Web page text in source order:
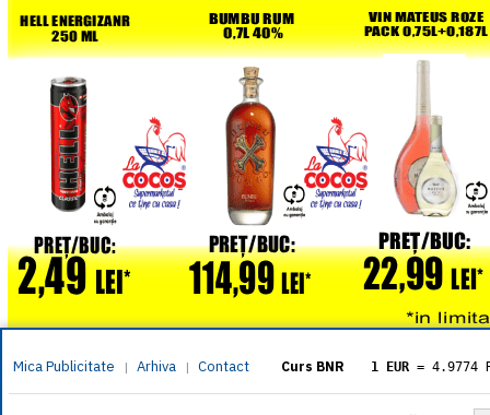
Mica Publicitate | Arhiva | Contact Curs BNR 1 EUR = 4.9774
= 5.8304